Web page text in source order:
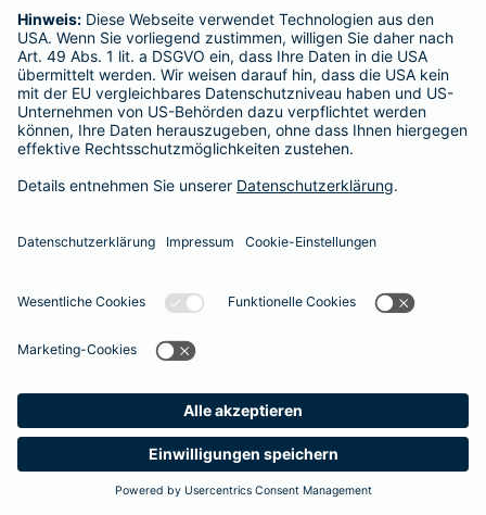
Suche Produkte
Barmenia
Notfalls nimmt der Tierarzt den 4-fachen GOT-Satz und Balus
Besitzer muss eine vierstellige Rechnung begleichen. Der
Basis-Schutz der Barmenia erstattet dieNotfallversorgung
im tierärztlichen Notdienstkomplett - ohne eine Begrenzung
der Jahreshöchstleistung für Operationen.